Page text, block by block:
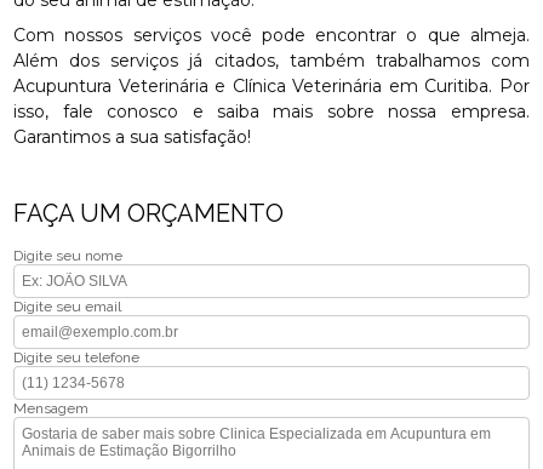
Com nossos serviços você pode encontrar o que almeja.
Além dos serviços já citados, também trabalhamos com
Acupuntura Veterinária e Clínica Veterinária em Curitiba. Por
isso, fale conosco e saiba mais sobre nossa empresa.
Garantimos a sua satisfação!
FAÇA UM ORÇAMENTO
Digite seu nome
Digite seu email
Digite seu telefone
Mensagem